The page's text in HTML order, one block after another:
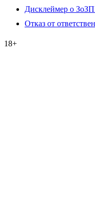
Дисклеймер о
Отказ от
18+